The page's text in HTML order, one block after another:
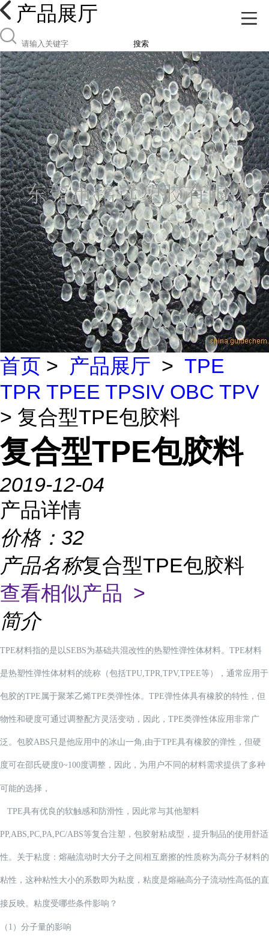
产品展厅
搜索
首页 > 产品展厅 > TPE
TPR TPEE TPSIV OBC TPV
> 复合型TPE包胶料
复合型TPE包胶料
2019-12-04
产品详情
价格： 32
产品名称复合型TPE包胶料
查看相似产品 >
简介
TPE材料指的是以SEBS为基础共混改性的热塑性弹性体材料。 TPE材料
是热塑性弹性体材料的统称（包括TPU,TPR,TPV,TPEE等），通常应用于
包胶的TPE 属于聚苯乙烯TPE类弹性体。 TPE弹性体具有橡胶的特性，但
物性和硬度可通过调整配方灵活变动，因此， TPE类弹性体应用非常广
泛。包胶ABS 只是他应用中的冰山一角 ,由于TPE具有橡胶的弹性，但硬
度可在邵氏硬度0~100度调整，因此，为用户不同的材料需求提供了多种
可能的选择，
TPE具有优良的软触感和防滑性，因此常与其他塑料
PP,ABS,PC,PA,PC/ABS等复合注塑，包胶射粘成型，提升制品的使用舒适
性。关于粘度：熔融流动时大分子之间相互磨擦的性质称为高分子材料的
粘性，这种粘性大小的系数即为粘度，粘度是熔融高分子流动性高低的直
接反映。粘度受哪些条件影响？
（ 1 ）分子量的影响